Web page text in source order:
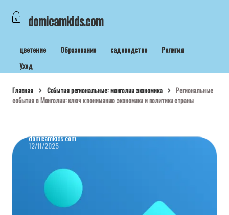
domicamkids.com
цветение Образование садоводство
Религия
Уход
Главная События региональные: монголии экономика
Региональные
события в Монголии: ключ к пониманию экономики и политики страны
domicamkids.com
12/11/2025